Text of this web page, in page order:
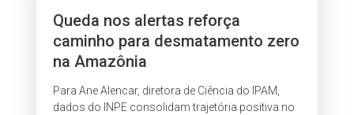
Queda nos alertas reforça
caminho para desmatamento zero
na Amazônia
Para Ane Alencar, diretora de Ciência do IPAM,
dados do INPE consolidam trajetória positiva no